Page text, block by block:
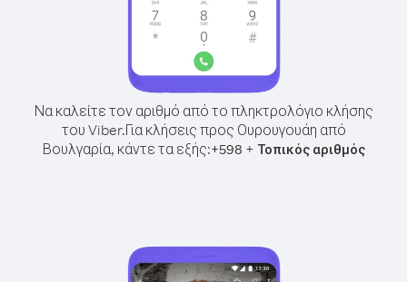
Να καλείτε τον αριθμό από το πληκτρολόγιο κλήσης
του Viber.Για κλήσεις προς Ουρουγουάη από
Βουλγαρία, κάντε τα εξής:+598 + Τοπικός αριθμός